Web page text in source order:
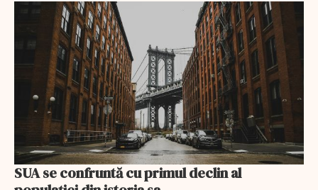
SUA se confruntă cu primul declin al